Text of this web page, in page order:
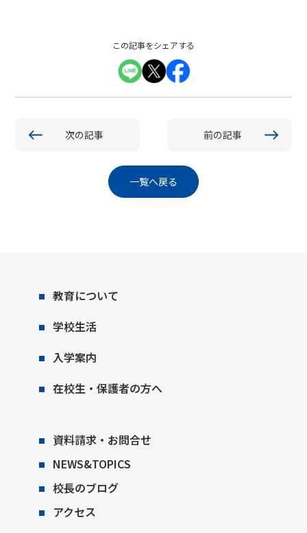
この記事をシェアする
次の記事 前の記事
一覧へ戻る
教育について
学校生活
入学案内
在校生・保護者の方へ
資料請求・お問合せ
NEWS&TOPICS
校長のブログ
アクセス